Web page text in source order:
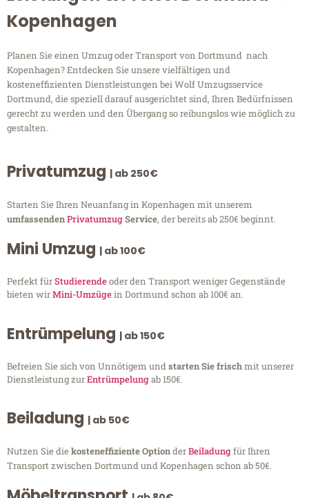
Kopenhagen
Planen Sie einen Umzug oder Transport von Dortmund nach
Kopenhagen? Entdecken Sie unsere vielfältigen und
kosteneffizienten Dienstleistungen bei Wolf Umzugsservice
Dortmund, die speziell darauf ausgerichtet sind, Ihren Bedürfnissen
gerecht zu werden und den Übergang so reibungslos wie möglich zu
gestalten.
Privatumzug | ab 250€
Starten Sie Ihren Neuanfang in Kopenhagen mit unserem
umfassendenPrivatumzugService, der bereits ab 250€ beginnt.
Mini Umzug | ab 100€
Perfekt fürStudierendeoder den Transport weniger Gegenstände
bieten wirMini-Umzügein Dortmund schon ab 100€ an.
Entrümpelung | ab 150€
Befreien Sie sich von Unnötigem undstarten Sie frischmit unserer
Dienstleistung zurEntrümpelungab 150€.
Beiladung | ab 50€
Nutzen Sie diekosteneffiziente OptionderBeiladungfür Ihren
Transport zwischen Dortmund und Kopenhagen schon ab 50€.